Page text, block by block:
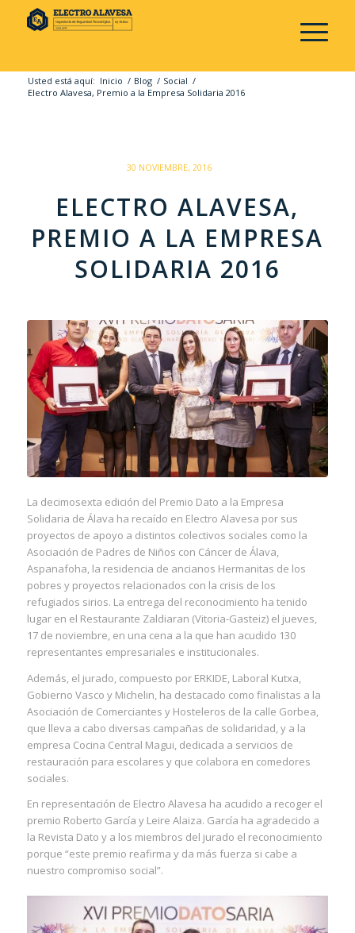
Usted está aquí: Inicio / Blog / Social /
Electro Alavesa, Premio a la Empresa Solidaria 2016
30 NOVIEMBRE, 2016
/
ELECTRO ALAVESA,
PREMIO A LA EMPRESA
SOLIDARIA 2016
La decimosexta edición del Premio Dato a la Empresa
Solidaria de Álava ha recaído en Electro Alavesa por sus
proyectos de apoyo a distintos colectivos sociales como la
Asociación de Padres de Niños con Cáncer de Álava,
Aspanafoha, la residencia de ancianos Hermanitas de los
pobres y proyectos relacionados con la crisis de los
refugiados sirios. La entrega del reconocimiento ha tenido
lugar en el Restaurante Zaldiaran (Vitoria-Gasteiz) el jueves,
17 de noviembre, en una cena a la que han acudido 130
representantes empresariales e institucionales.
Además, el jurado, compuesto por ERKIDE, Laboral Kutxa,
Gobierno Vasco y Michelin, ha destacado como finalistas a la
Asociación de Comerciantes y Hosteleros de la calle Gorbea,
que lleva a cabo diversas campañas de solidaridad, y a la
empresa Cocina Central Magui, dedicada a servicios de
restauración para escolares y que colabora en comedores
sociales.
En representación de Electro Alavesa ha acudido a recoger el
premio Roberto García y Leire Alaiza. García ha agradecido a
la Revista Dato y a los miembros del jurado el reconocimiento
porque “este premio reafirma y da más fuerza si cabe a
nuestro compromiso social”.